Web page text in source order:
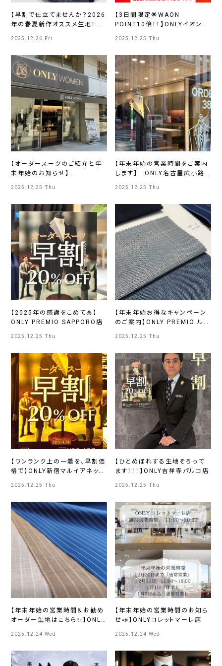
【早割で仕立てませんか？2026
年の春夏新作オススメ生地！①】
2025.12.26 Fri
【3日間限定🌟WAON
POINT10倍！！】ONLYイオンモ
2025.12.25 Thu
【オーダースーツのご紹介と年
末年始のお知らせ】
2025.12.25 Thu
【年末年始の営業時間をご案内
します】 ONLY名古屋広小路
2025.12.25 Thu
【2025年の感謝をこめて🎍】
ONLY PREMIO SAPPORO店
2025.12.25 Thu
【年末年始お得なキャンペーン
のご案内】ONLY PREMIO ルク
2025.12.25 Thu
【ワンランク上の一着を、早割価
格で】ONLY新宿マルイアネック
2025.12.25 Thu
【ひとめぼれする生地そろって
ます！！！】ONLY吉祥寺パルコ店
2025.12.25 Thu
【年末年始の営業時間＆お勧め
オーダー生地はこちら✨】ONLY
2025.12.24 Wed
【年末年始の営業時間のお知ら
せ📣】ONLYコレットマーレ店
2025.12.24 Wed